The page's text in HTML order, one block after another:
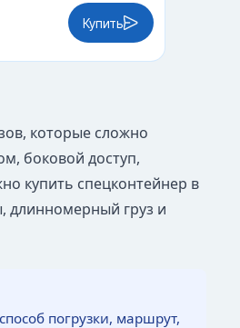
Купить
которые сложно
боковой доступ,
купить спецконтейнер в
длинномерный груз и
погрузки, маршрут,